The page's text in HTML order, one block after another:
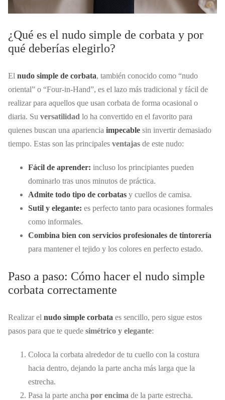
¿Qué es el nudo simple de corbata y por
qué deberías elegirlo?
El nudo simple de corbata, también conocido como “nudo
oriental” o “Four-in-Hand”, es el lazo más tradicional y fácil de
realizar para aquellos que usan corbata de forma ocasional o
diaria. Su versatilidad lo ha convertido en el favorito para
quienes buscan una apariencia impecable sin invertir demasiado
tiempo. Estas son las principales ventajas de este nudo:
Fácil de aprender: incluso los principiantes pueden
dominarlo tras unos minutos de práctica.
Admite todo tipo de corbatas y cuellos de camisa.
Sutil y elegante: es perfecto tanto para ocasiones formales
como informales.
Combina bien con servicios profesionales de tintorería
para mantener el tejido y los colores en perfecto estado.
Paso a paso: Cómo hacer el nudo simple
corbata correctamente
Realizar el nudo simple corbata es sencillo, pero sigue estos
pasos para que te quede simétrico y elegante:
Coloca la corbata alrededor de tu cuello con la costura
hacia dentro, dejando la parte ancha más larga que la
estrecha.
Pasa la parte ancha por encima de la parte estrecha.